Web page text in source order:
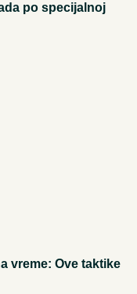
po specijalnoj
vreme: Ove taktike